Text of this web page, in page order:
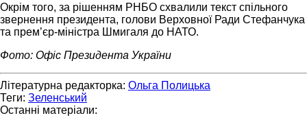
Окрім того, за рішенням РНБО схвалили текст спільного
звернення президента, голови Верховної Ради Стефанчука
та прем’єр-міністра Шмигаля до НАТО.
Фото: Офіс Президента України
Літературна редакторка: Ольга Полицька
Теги: Зеленський
Останні матеріали: